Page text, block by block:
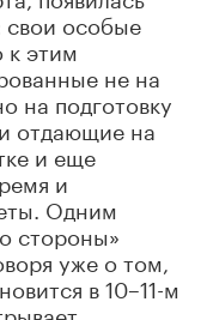
свои особые
к этим
не на
на подготовку
отдающие на
и еще
и
Одним
стороны»
уже о том,
в 10–11-м